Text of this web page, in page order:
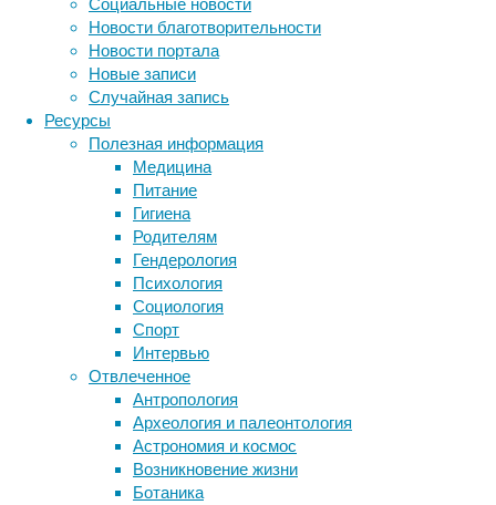
Социальные новости
Новости благотворительности
Новости портала
Новые записи
Случайная запись
Ресурсы
Полезная информация
Медицина
Питание
Гигиена
Родителям
Гендерология
Психология
Социология
Спорт
Интервью
Отвлеченное
Антропология
Археология и палеонтология
Астрономия и космос
Возникновение жизни
Ботаника
XX
века.
Текст
многом
основан
вышедшей
апреле
книге
«История
лжи»
оригинале
Метки
ДНК бактерии биология
биотехнология вирусы восприятие
генетика дети
здоровье